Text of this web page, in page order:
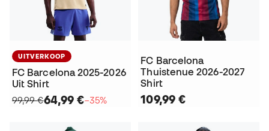
UITVERKOOP
FC Barcelona 2025-2026
Uit Shirt
99,99 €64,99 €−35%
FC Barcelona
Thuistenue 2026-2027
Shirt
109,99 €